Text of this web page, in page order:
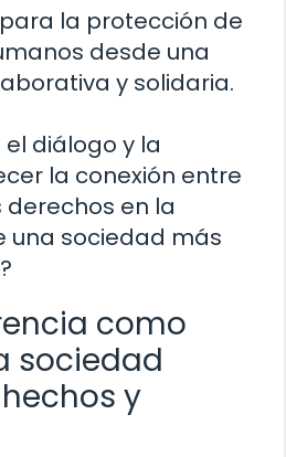
la protección de
desde una
y solidaria.
diálogo y la
la conexión entre
derechos en la
una sociedad más
como
sociedad
y